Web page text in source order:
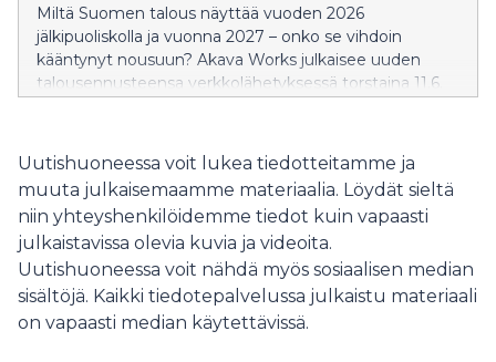
Miltä Suomen talous näyttää vuoden 2026
jälkipuoliskolla ja vuonna 2027 – onko se vihdoin
kääntynyt nousuun? Akava Works julkaisee uuden
talousennusteensa verkkolähetyksessä torstaina 11.6.
Suomen kustannuskilpailukykyä.
Uutishuoneessa voit lukea tiedotteitamme ja
muuta julkaisemaamme materiaalia. Löydät sieltä
niin yhteyshenkilöidemme tiedot kuin vapaasti
julkaistavissa olevia kuvia ja videoita.
Uutishuoneessa voit nähdä myös sosiaalisen median
sisältöjä. Kaikki tiedotepalvelussa julkaistu materiaali
on vapaasti median käytettävissä.